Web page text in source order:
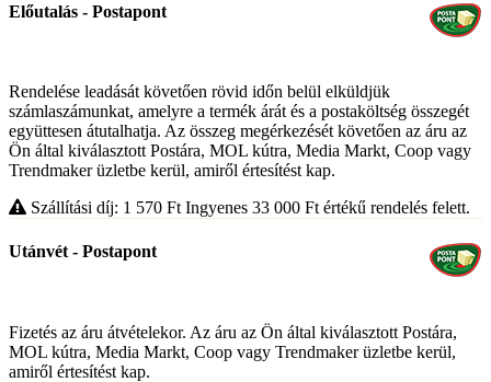
Előutalás - Postapont
Rendelése leadását követően rövid időn belül elküldjük
számlaszámunkat, amelyre a termék árát és a postaköltség összegét
együttesen átutalhatja. Az összeg megérkezését követően az áru az
Ön által kiválasztott Postára, MOL kútra, Media Markt, Coop vagy
Trendmaker üzletbe kerül, amiről értesítést kap.
Szállítási díj: 1 570 Ft Ingyenes 33 000 Ft értékű rendelés felett.
Utánvét - Postapont
Fizetés az áru átvételekor. Az áru az Ön által kiválasztott Postára,
MOL kútra, Media Markt, Coop vagy Trendmaker üzletbe kerül,
amiről értesítést kap.